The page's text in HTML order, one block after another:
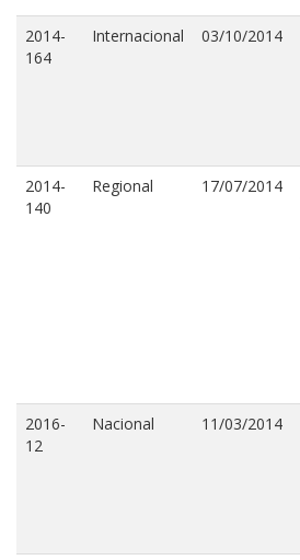
2014-
164
Internacional 03/10/2014
2014-
140
Regional 17/07/2014
2016-
12
Nacional 11/03/2014